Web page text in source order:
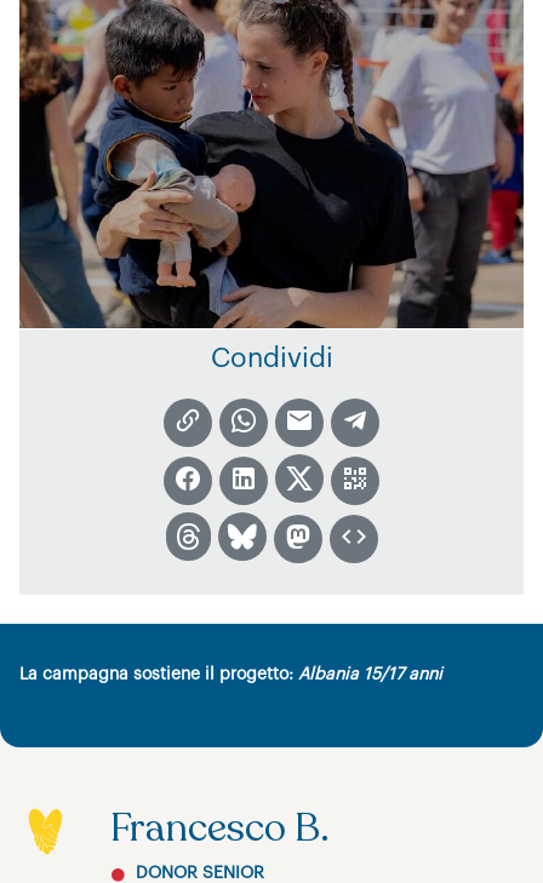
Condividi
La campagna sostiene il progetto: Albania 15/17 anni
Francesco B.
DONOR SENIOR